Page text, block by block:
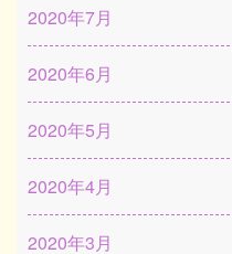
2020年7月
2020年6月
2020年5月
2020年4月
2020年3月